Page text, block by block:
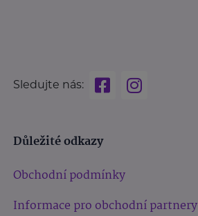
Sledujte nás:
Důležité odkazy
Obchodní podmínky
Informace pro obchodní partnery